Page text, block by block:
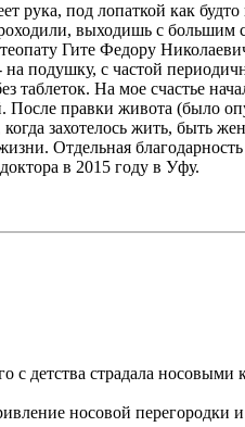
рука, под лопаткой как
выходишь с
Гите Федору
подушку, с частой
На мое счастье
После правки живота (было
захотелось жить, быть
Отдельная
в 2015 году в Уфу.
детства страдала
носовой перегородки